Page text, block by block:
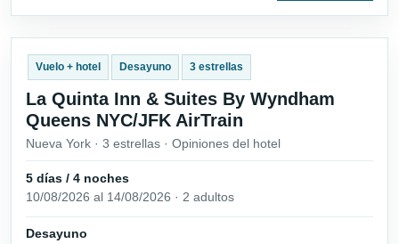
Vuelo + hotel Desayuno 3 estrellas
La Quinta Inn & Suites By Wyndham
Queens NYC/JFK AirTrain
Nueva York · 3 estrellas · Opiniones del hotel
5 días / 4 noches
10/08/2026 al 14/08/2026 · 2 adultos
Desayuno